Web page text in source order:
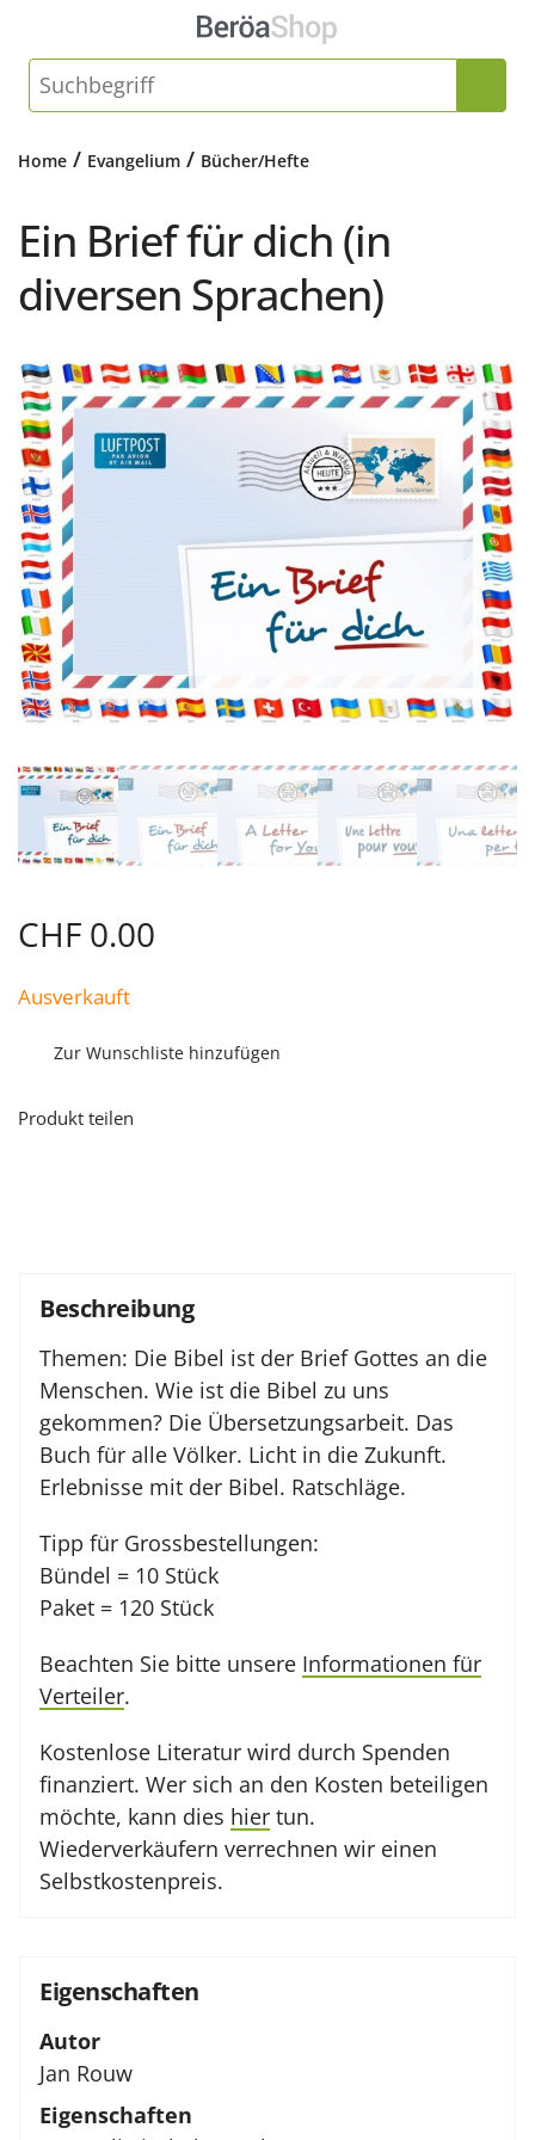
Home / Evangelium / Bücher/Hefte
Ein Brief für dich (in
diversen Sprachen)
CHF 0.00
Ausverkauft
Zur Wunschliste hinzufügen
Produkt teilen
Beschreibung
Themen: Die Bibel ist der Brief Gottes an die
Menschen. Wie ist die Bibel zu uns
gekommen? Die Übersetzungsarbeit. Das
Buch für alle Völker. Licht in die Zukunft.
Erlebnisse mit der Bibel. Ratschläge.
Tipp für Grossbestellungen:
Bündel = 10 Stück
Paket = 120 Stück
Beachten Sie bitte unsere Informationen für
Verteiler.
Kostenlose Literatur wird durch Spenden
finanziert. Wer sich an den Kosten beteiligen
möchte, kann dies hier tun.
Wiederverkäufern verrechnen wir einen
Selbstkostenpreis.
Eigenschaften
Autor
Jan Rouw
Eigenschaften